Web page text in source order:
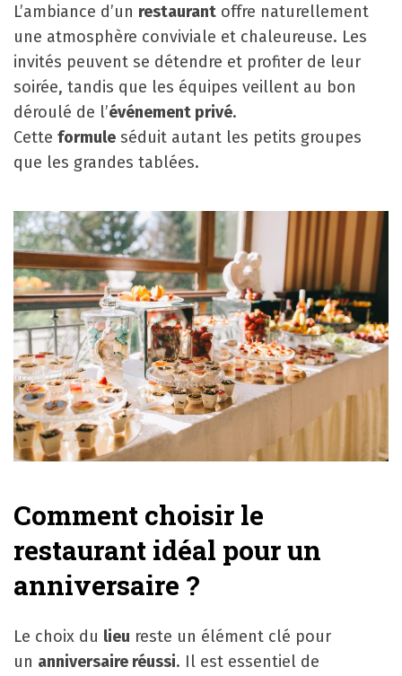
L’ambiance d’un restaurant offre naturellement
une atmosphère conviviale et chaleureuse. Les
invités peuvent se détendre et profiter de leur
soirée, tandis que les équipes veillent au bon
déroulé de l’événement privé.
Cette formule séduit autant les petits groupes
que les grandes tablées.
Comment choisir le
restaurant idéal pour un
anniversaire ?
Le choix du lieu reste un élément clé pour
un anniversaire réussi. Il est essentiel de